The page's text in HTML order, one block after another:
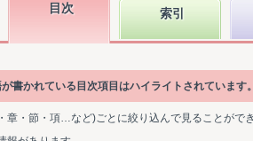
目次 索引
書かれている目次項目はハイライトされています
章・節・項…など)ごとに絞り込んで見ることがで